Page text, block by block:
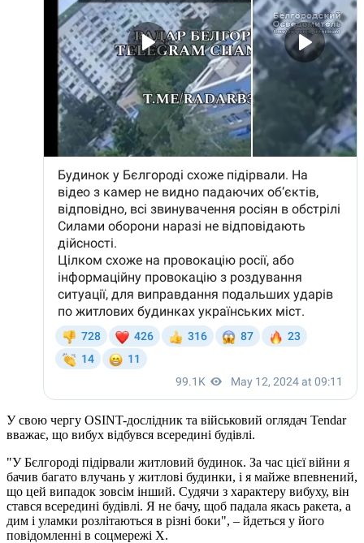
У свою чергу OSINT-дослідник та військовий оглядач Tendar
вважає, що вибух відбувся всередині будівлі.
"У Бєлгороді підірвали житловий будинок. За час цієї війни я
бачив багато влучань у житлові будинки, і я майже впевнений,
що цей випадок зовсім інший. Судячи з характеру вибуху, він
стався всередині будівлі. Я не бачу, щоб падала якась ракета, а
дим і уламки розлітаються в різні боки", – йдеться у його
повідомленні в соцмережі Х.